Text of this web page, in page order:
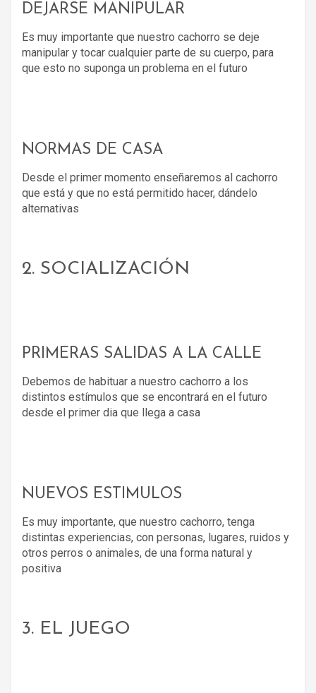
DEJARSE MANIPULAR
Es muy importante que nuestro cachorro se deje
manipular y tocar cualquier parte de su cuerpo, para
que esto no suponga un problema en el futuro
NORMAS DE CASA
Desde el primer momento enseñaremos al cachorro
que está y que no está permitido hacer, dándelo
alternativas
2. SOCIALIZACIÓN
PRIMERAS SALIDAS A LA CALLE
Debemos de habituar a nuestro cachorro a los
distintos estímulos que se encontrará en el futuro
desde el primer dia que llega a casa
NUEVOS ESTIMULOS
Es muy importante, que nuestro cachorro, tenga
distintas experiencias, con personas, lugares, ruidos y
otros perros o animales, de una forma natural y
positiva
3. EL JUEGO